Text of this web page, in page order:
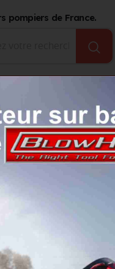
pompiers de France.